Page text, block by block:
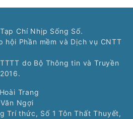
Chí Nhịp Sống Số.
hội Phần mềm và Dịch vụ CNTT
do Bộ Thông tin và Truyền
Trang
Ngợi
Trí thức, Số 1 Tôn Thất Thuyết,